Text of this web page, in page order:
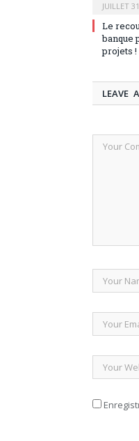
JUILLET
Le
banque
projets !
LEAVE